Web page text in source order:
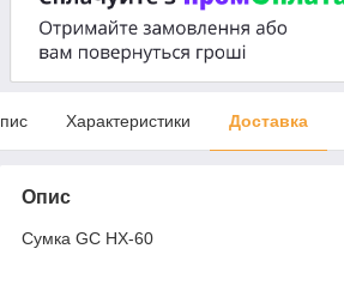
Характеристики Доставка
Опис
Сумка GC HX-60